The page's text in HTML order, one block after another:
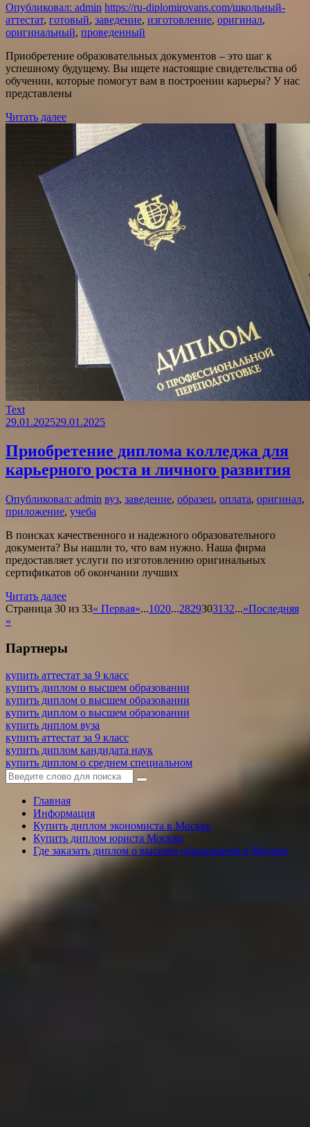
Опубликовал: admin https://ru-diplomirovans.com/школьный-
аттестат, готовый, заведение, изготовление, оригинал,
оригинальный, проведенный
Приобретение образовательных документов – это шаг к
успешному будущему. Вы ищете настоящие свидетельства об
обучении, которые помогут вам в построении карьеры? У нас
представлены
Читать далее
Text
29.01.202529.01.2025
Приобретение диплома колледжа для
карьерного роста и личного развития
Опубликовал: admin вуз, заведение, образец, оплата, оригинал,
приложение, учеба
В поисках качественного и надежного образовательного
документа? Вы нашли то, что вам нужно. Наша фирма
предоставляет услуги по изготовлению оригинальных
сертификатов об окончании лучших
Читать далее
Страница 30 из 33« Первая«...1020...2829303132...»Последняя
»
Партнеры
купить аттестат за 9 класс
купить диплом о высшем образовании
купить диплом о высшем образовании
купить диплом о высшем образовании
купить диплом вуза
купить аттестат за 9 класс
купить диплом кандидата наук
купить диплом о среднем специальном
Главная
Информация
Купить диплом экономиста в Москве
Купить диплом юриста Москва
Где заказать диплом о высшем образовании в Москве